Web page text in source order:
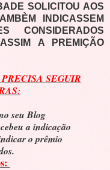
SOLICITOU AOS
INDICASSEM
CONSIDERADOS
A PREMIÇÃO
SEGUIR
seu Blog
a indicação
o prêmio